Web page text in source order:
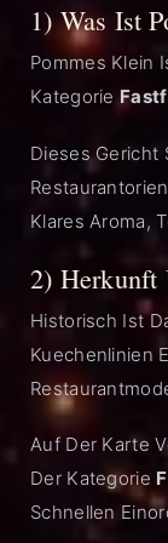
1) Was Ist
Pommes Klein
Kategorie
Dieses Gericht
Klares Aroma,
2) Herkunft
Historisch Ist
Kuechenlinien
Auf Der Karte
Der Kategorie
Schnellen